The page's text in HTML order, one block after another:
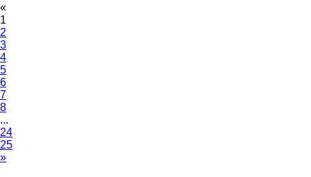
«
1
2
3
4
5
6
7
8
...
24
25
»